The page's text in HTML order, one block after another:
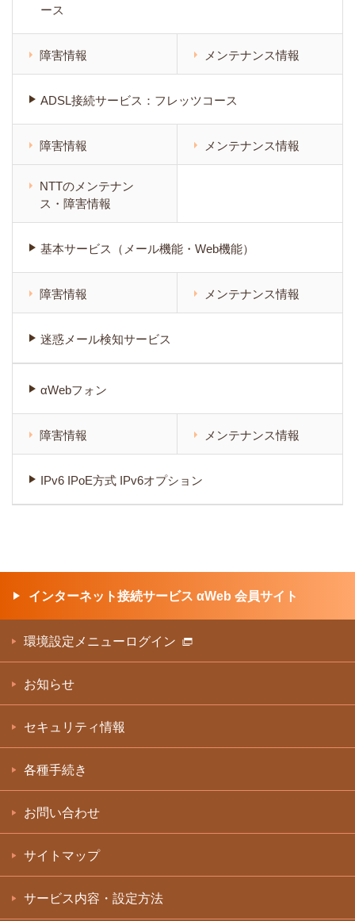
ース
障害情報 メンテナンス情報
ADSL接続サービス：フレッツコース
障害情報 メンテナンス情報
NTTのメンテナン
ス・障害情報
基本サービス（メール機能・Web機能）
障害情報 メンテナンス情報
迷惑メール検知サービス
αWebフォン
障害情報 メンテナンス情報
IPv6 IPoE方式 IPv6オプション
インターネット接続サービス αWeb 会員サイト
環境設定メニューログイン
お知らせ
セキュリティ情報
各種手続き
お問い合わせ
サイトマップ
サービス内容・設定方法